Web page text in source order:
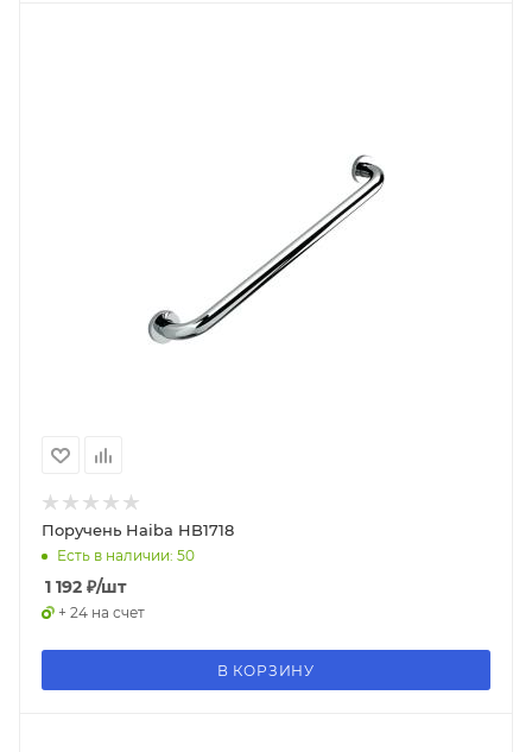
Поручень Haiba HB1718
Есть в наличии: 50
1 192 ₽/шт
+ 24 на счет
В КОРЗИНУ